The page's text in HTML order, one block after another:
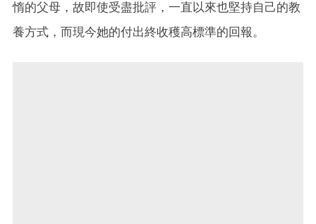
惰的父母，故即使受盡批評，一直以來也堅持自己的教
養方式，而現今她的付出終收穫高標準的回報。